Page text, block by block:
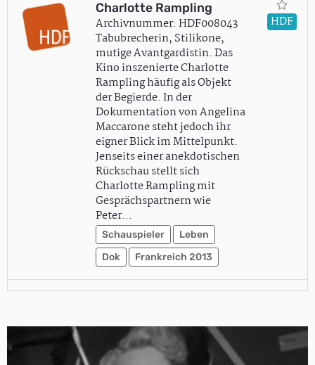
Charlotte Rampling
Archivnummer: HDF008043
Tabubrecherin, Stilikone,
mutige Avantgardistin. Das
Kino inszenierte Charlotte
Rampling häufig als Objekt
der Begierde. In der
Dokumentation von Angelina
Maccarone steht jedoch ihr
eigner Blick im Mittelpunkt.
Jenseits einer anekdotischen
Rückschau stellt sich
Charlotte Rampling mit
Gesprächspartnern wie
Peter…
Schauspieler
Leben
Dok
Frankreich 2013
HDF